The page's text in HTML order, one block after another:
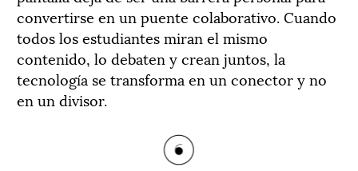
convertirse en un puente colaborativo. Cuando
todos los estudiantes miran el mismo
contenido, lo debaten y crean juntos, la
tecnología se transforma en un conector y no
en un divisor.